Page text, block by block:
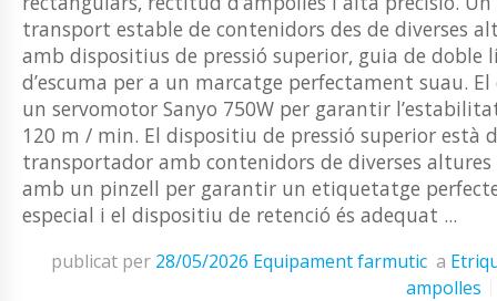
transport estable de contenidors des de diverses
amb dispositius de pressió superior, guia de doble
d’escuma per a un marcatge perfectament suau.
un servomotor Sanyo 750W per garantir
120 m / min. El dispositiu de pressió superior
transportador amb contenidors de diverses altures
amb un pinzell per garantir un etiquetatge
especial i el dispositiu de retenció és adequat ...
publicat per 28/05/2026 Equipament farmutic a
ampolles